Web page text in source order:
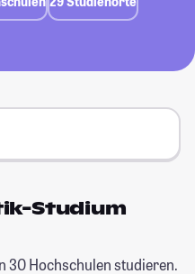
Studium
30 Hochschulen studieren.